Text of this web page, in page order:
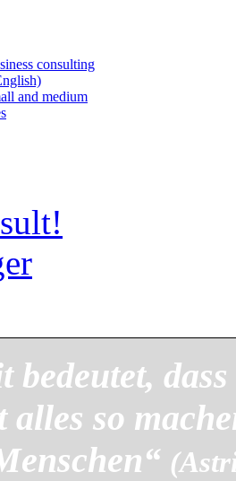
consulting
and medium
bedeutet,
alles so